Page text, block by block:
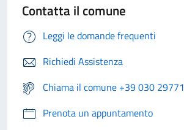
Contatta il comune
Leggi le domande frequenti
Richiedi Assistenza
Chiama il comune +39 030 29771
Prenota un appuntamento